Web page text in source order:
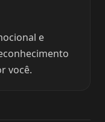
e
você.